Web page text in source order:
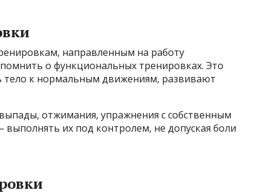
направленным на работу
о функциональных тренировках. Это
к нормальным движениям, развивают
отжимания, упражнения с собственным
выполнять их под контролем, не допуская боли